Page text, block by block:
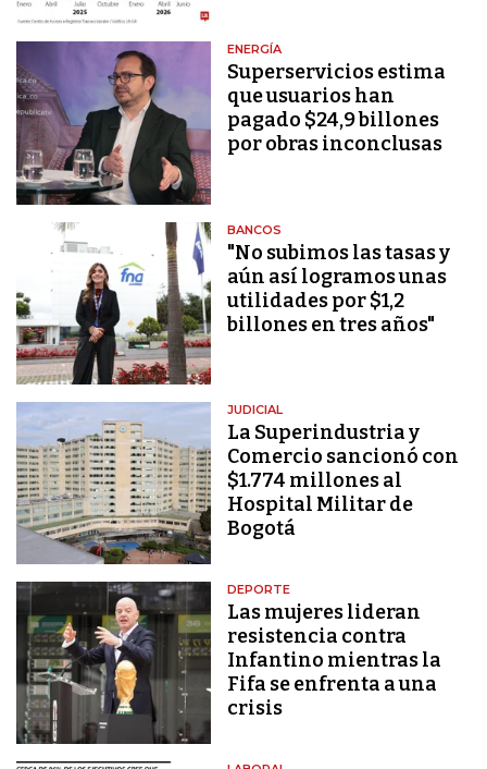
ENERGÍA
Superservicios estima
que usuarios han
pagado $24,9 billones
por obras inconclusas
BANCOS
"No subimos las tasas y
aún así logramos unas
utilidades por $1,2
billones en tres años"
JUDICIAL
La Superindustria y
Comercio sancionó con
$1.774 millones al
Hospital Militar de
Bogotá
DEPORTE
Las mujeres lideran
resistencia contra
Infantino mientras la
Fifa se enfrenta a una
crisis